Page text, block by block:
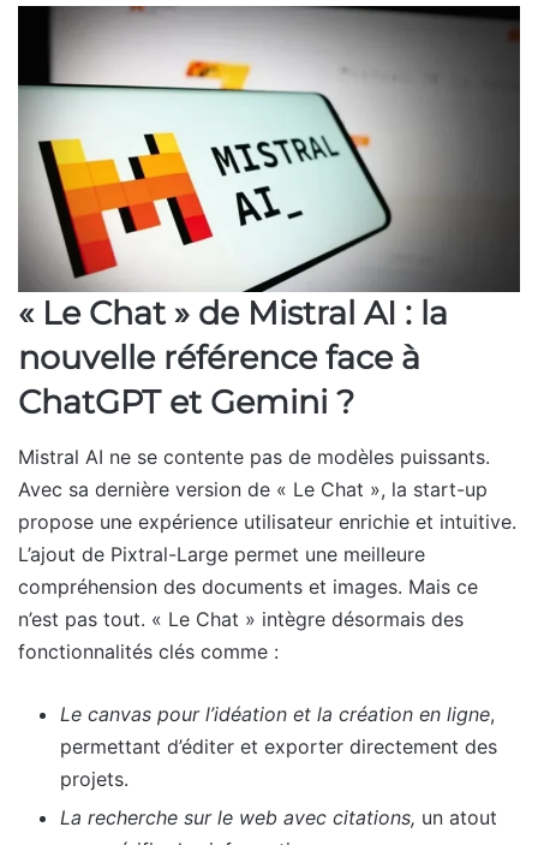
« Le Chat » de Mistral AI : la
nouvelle référence face à
ChatGPT et Gemini ?
Mistral AI ne se contente pas de modèles puissants.
Avec sa dernière version de « Le Chat », la start-up
propose une expérience utilisateur enrichie et intuitive.
L’ajout de Pixtral-Large permet une meilleure
compréhension des documents et images. Mais ce
n’est pas tout. « Le Chat » intègre désormais des
fonctionnalités clés comme :
Le canvas pour l’idéation et la création en ligne,
permettant d’éditer et exporter directement des
projets.
La recherche sur le web avec citations, un atout